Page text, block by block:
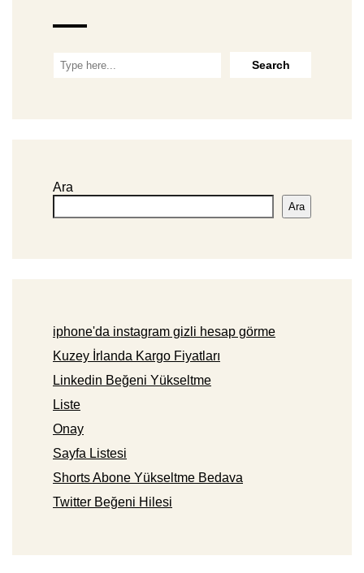
Ara
Ara
iphone'da instagram gizli hesap görme
Kuzey İrlanda Kargo Fiyatları
Linkedin Beğeni Yükseltme
Liste
Onay
Sayfa Listesi
Shorts Abone Yükseltme Bedava
Twitter Beğeni Hilesi